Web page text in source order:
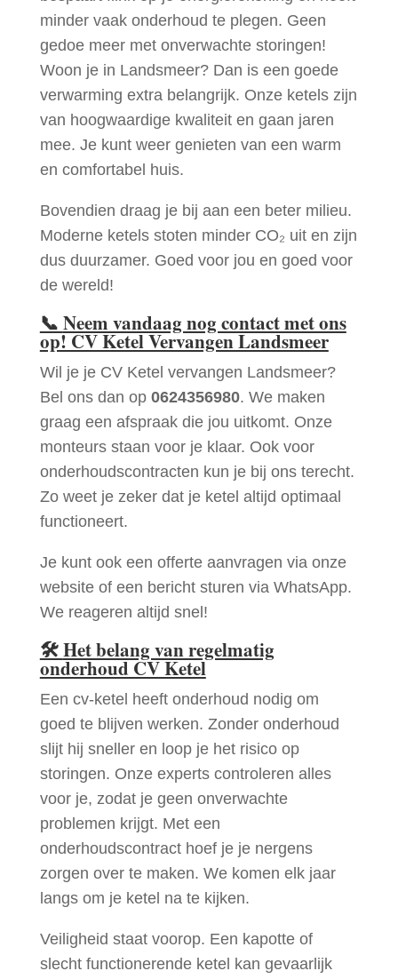
minder vaak onderhoud te plegen. Geen
gedoe meer met onverwachte storingen!
Woon je in Landsmeer? Dan is een goede
verwarming extra belangrijk. Onze ketels zijn
van hoogwaardige kwaliteit en gaan jaren
mee. Je kunt weer genieten van een warm
en comfortabel huis.
Bovendien draag je bij aan een beter milieu.
Moderne ketels stoten minder CO₂ uit en zijn
dus duurzamer. Goed voor jou en goed voor
de wereld!
📞 Neem vandaag nog contact met ons
op! CV Ketel Vervangen Landsmeer
Wil je je CV Ketel vervangen Landsmeer?
Bel ons dan op 0624356980. We maken
graag een afspraak die jou uitkomt. Onze
monteurs staan voor je klaar. Ook voor
onderhoudscontracten kun je bij ons terecht.
Zo weet je zeker dat je ketel altijd optimaal
functioneert.
Je kunt ook een offerte aanvragen via onze
website of een bericht sturen via WhatsApp.
We reageren altijd snel!
🛠Het belang van regelmatig
onderhoud CV Ketel
Een cv-ketel heeft onderhoud nodig om
goed te blijven werken. Zonder onderhoud
slijt hij sneller en loop je het risico op
storingen. Onze experts controleren alles
voor je, zodat je geen onverwachte
problemen krijgt. Met een
onderhoudscontract hoef je je nergens
zorgen over te maken. We komen elk jaar
langs om je ketel na te kijken.
Veiligheid staat voorop. Een kapotte of
slecht functionerende ketel kan gevaarlijk